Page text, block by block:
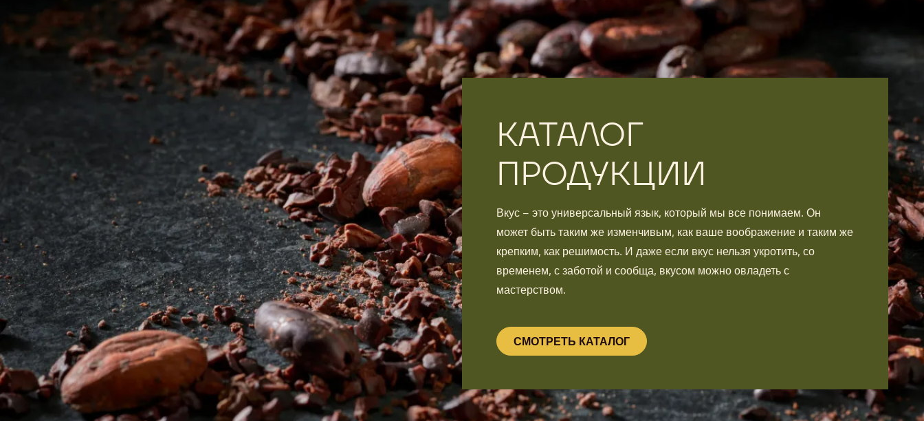
КАТАЛОГ
ПРОДУКЦИИ
Вкус – это универсальный язык, который мы все понимаем. Он
может быть таким же изменчивым, как ваше воображение и таким же
временем, с заботой и сообща, вкусом можно овладеть с
мастерством.
СМОТРЕТЬ КАТАЛОГ